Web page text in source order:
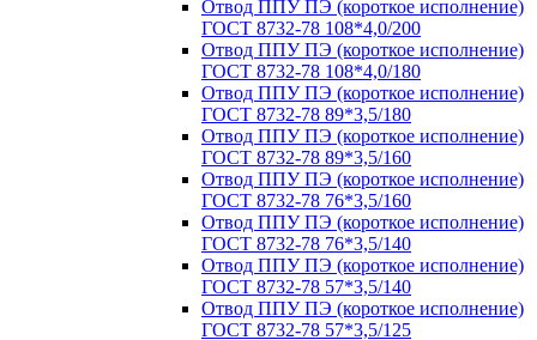
Отвод ППУ ПЭ (короткое исполнение)
ГОСТ 8732-78 108*4,0/200
Отвод ППУ ПЭ (короткое исполнение)
ГОСТ 8732-78 108*4,0/180
Отвод ППУ ПЭ (короткое исполнение)
ГОСТ 8732-78 89*3,5/180
Отвод ППУ ПЭ (короткое исполнение)
ГОСТ 8732-78 89*3,5/160
Отвод ППУ ПЭ (короткое исполнение)
ГОСТ 8732-78 76*3,5/160
Отвод ППУ ПЭ (короткое исполнение)
ГОСТ 8732-78 76*3,5/140
Отвод ППУ ПЭ (короткое исполнение)
ГОСТ 8732-78 57*3,5/140
Отвод ППУ ПЭ (короткое исполнение)
ГОСТ 8732-78 57*3,5/125